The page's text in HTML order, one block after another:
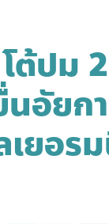
ต้ปม
อัยก
ยอร